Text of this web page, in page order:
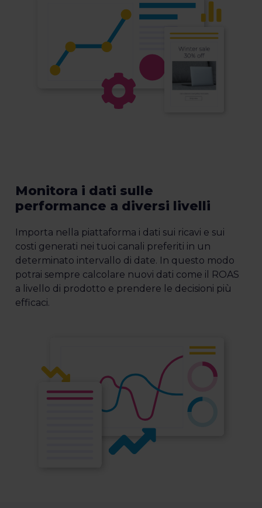
Monitora i dati sulle
performance a diversi livelli
Importa nella piattaforma i dati sui ricavi e sui
costi generati nei tuoi canali preferiti in un
determinato intervallo di date. In questo modo
potrai sempre calcolare nuovi dati come il ROAS
a livello di prodotto e prendere le decisioni più
efficaci.